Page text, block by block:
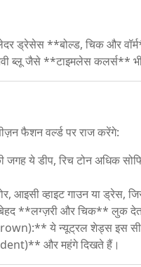
ड्रेसेस **बोल्ड, चिक और
ब्लू जैसे **टाइमलेस कलर्स**
फैशन वर्ल्ड पर राज करेंगे:
ये डीप, रिच टोन अधिक
व्हाइट गाउन या ड्रेस,
**लग्ज़री और चिक** लुक
ये न्यूट्रल शेड्स इस
और महंगे दिखते हैं।